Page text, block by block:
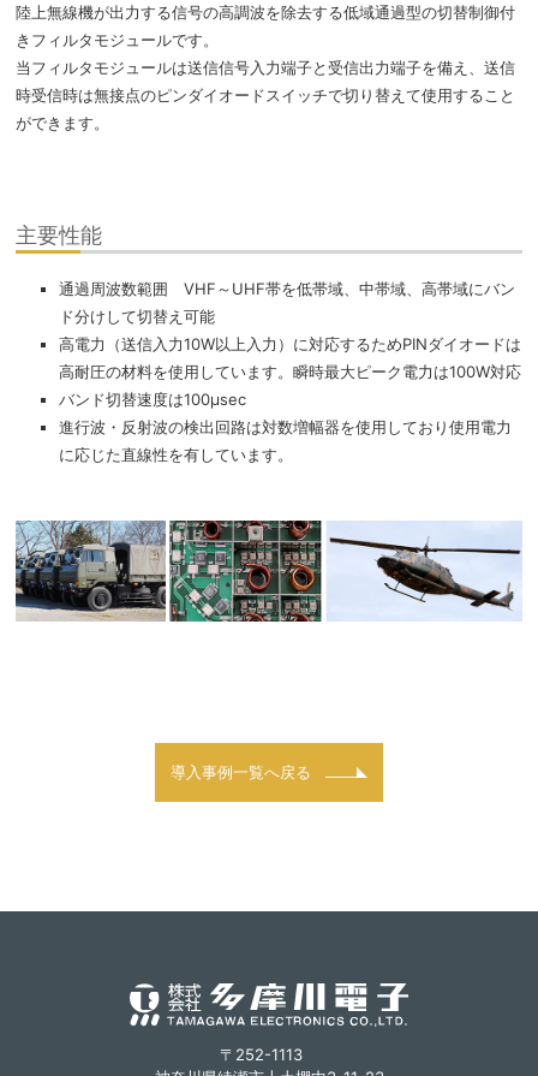
陸上無線機が出力する信号の高調波を除去する低域通過型の切替制御付
きフィルタモジュールです。
当フィルタモジュールは送信信号入力端子と受信出力端子を備え、送信
時受信時は無接点のピンダイオードスイッチで切り替えて使用すること
ができます。
主要性能
通過周波数範囲 VHF～UHF帯を低帯域、中帯域、高帯域にバン
ド分けして切替え可能
高電力（送信入力10W以上入力）に対応するためPINダイオードは
高耐圧の材料を使用しています。瞬時最大ピーク電力は100W対応
バンド切替速度は100μsec
進行波・反射波の検出回路は対数増幅器を使用しており使用電力
に応じた直線性を有しています。
導入事例一覧へ戻る
〒252-1113